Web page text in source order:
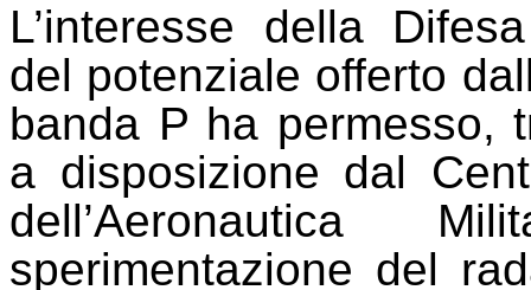
L’interesse della
del potenziale offerto
banda P ha permesso,
a disposizione dal
dell’Aeronautica
sperimentazione del